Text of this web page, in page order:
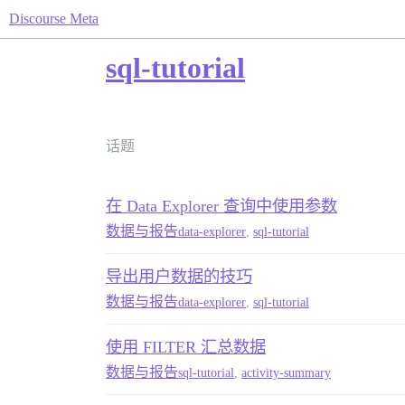
Discourse Meta
sql-tutorial
话题
在 Data Explorer 查询中使用参数
数据与报告data-explorer sql-tutorial
导出用户数据的技巧
数据与报告data-explorer sql-tutorial
使用 FILTER 汇总数据
数据与报告sql-tutorial activity-summary